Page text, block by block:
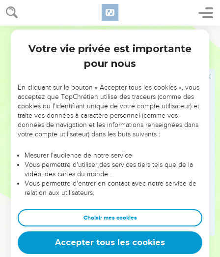
Romains 8
isolé :
ni aucune autre créature, est destiné à mentionner
n'importe quel être créé qui aurait été omis dans la
nomenclature précédente.
On a proposé aussi de traduire : "quelque autre
L'apôtre émettrait la supposition d'une nouvelle création qui
demanderait si, dans ce monde nouveau, nous pourrions
oublier l'amour de Dieu en Jésus-Christ à cette question il
répondrait hardiment que rien ne pourra jamais ni nulle part
en effacer le souvenir.
Jésus-Christ, notre Seigneur. Christ nous en est le garant ;
c'est en lui que nous le possédons. Dieu ne peut pas plus
cesser de nous aimer que cesser d'aimer son Fils unique.
Gloire et louange à Dieu de ce qu'un pauvre pécheur peut
célébrer en un tel langage l'assurance de son salut !
Paul termine ici l'exposé, commencé àRomains 1.16, de la
doctrine du salut gratuit offert à tout croyant.
Votre vie privée est importante
pour nous
En cliquant sur le bouton « Accepter tous les cookies », vous
acceptez que TopChrétien utilise des traceurs (comme des
cookies ou l'identifiant unique de votre compte utilisateur) et
traite vos données à caractère personnel (comme vos
données de navigation et les informations renseignées dans
votre compte utilisateur) dans les buts suivants :
Mesurer l'audience de notre service
Vous permettre d'utiliser des services tiers tels que de la
vidéo, des cartes du monde…
Vous permettre d'entrer en contact avec notre service de
relation aux utilisateurs.
Choisir mes cookies
Accepter tous les cookies